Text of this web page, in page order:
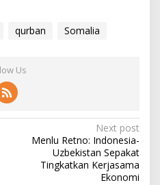
qurban Somalia
Us
Next post
Menlu Retno: Indonesia-
Uzbekistan Sepakat
Tingkatkan Kerjasama
Ekonomi